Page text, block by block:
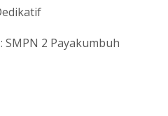
SMPN 2 Payakumbuh